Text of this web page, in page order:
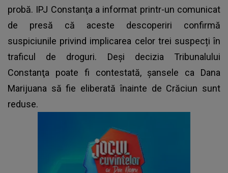
probă. IPJ Constanţa a informat printr-un comunicat
de presă că aceste descoperiri confirmă
suspiciunile privind implicarea celor trei suspecți în
traficul de droguri. Deşi decizia Tribunalului
Constanţa poate fi contestată, șansele ca Dana
Marijuana să fie eliberată înainte de Crăciun sunt
reduse.